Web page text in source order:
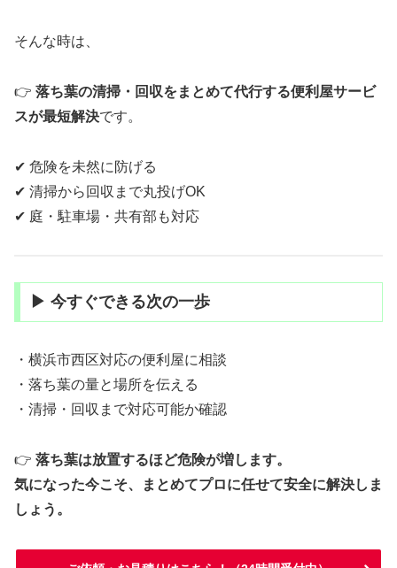
そんな時は、
👉 落ち葉の清掃・回収をまとめて代行する便利屋サービ
スが最短解決です。
✔ 危険を未然に防げる
✔ 清掃から回収まで丸投げOK
✔ 庭・駐車場・共有部も対応
▶ 今すぐできる次の一歩
・横浜市西区対応の便利屋に相談
・落ち葉の量と場所を伝える
・清掃・回収まで対応可能か確認
👉 落ち葉は放置するほど危険が増します。
気になった今こそ、まとめてプロに任せて安全に解決しま
しょう。